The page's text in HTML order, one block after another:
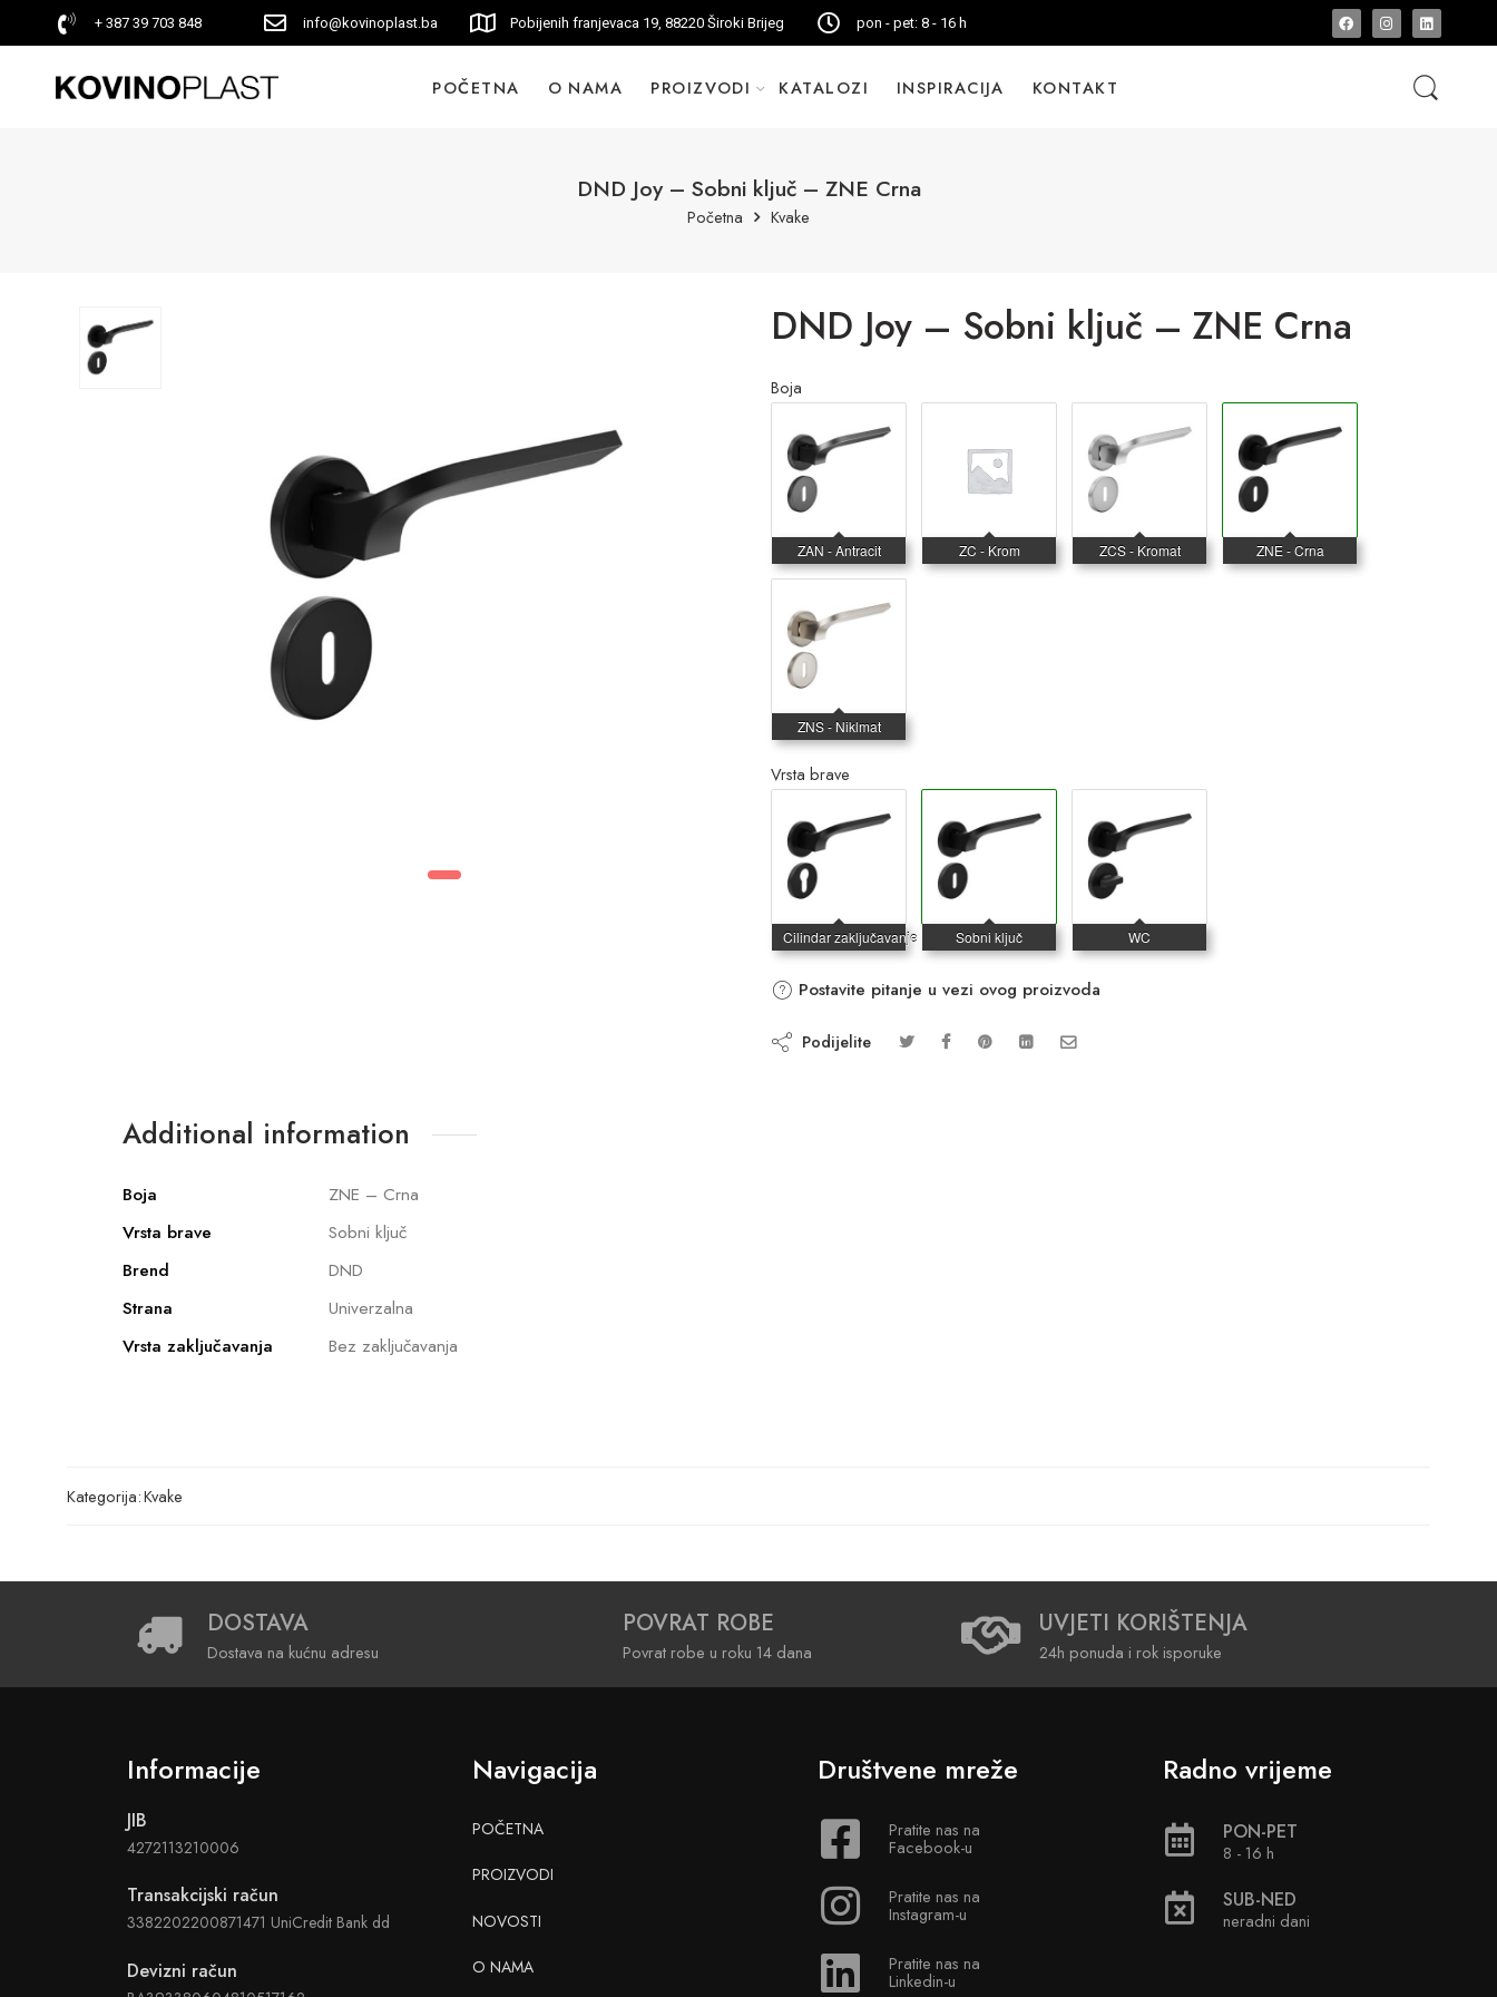
+ 387 39 703 848 info@kovinoplast.ba Pobijenih franjevaca 19, 88220 Široki Brijeg pon - pet: 8 - 16 h
POČETNA O NAMA PROIZVODI KATALOZI INSPIRACIJA KONTAKT
DND Joy – Sobni ključ – ZNE Crna
Početna Kvake
DND Joy – Sobni ključ – ZNE Crna
Boja
Vrsta brave
Postavite pitanje u vezi ovog proizvoda
Podijelite
Additional information
Boja
ZNE – Crna
Vrsta brave
Sobni ključ
Brend
DND
Strana
Univerzalna
Vrsta zaključavanja
Bez zaključavanja
Kategorija:Kvake
DOSTAVA
Dostava na kućnu adresu
POVRAT ROBE
Povrat robe u roku 14 dana
UVJETI KORIŠTENJA
24h ponuda i rok isporuke
Informacije
JIB
4272113210006
Transakcijski račun
3382202200871471 UniCredit Bank dd
Devizni račun
Navigacija
POČETNA
PROIZVODI
NOVOSTI
O NAMA
Društvene mreže
Pratite nas na
Facebook-u
Pratite nas na
Instagram-u
Pratite nas na
Linkedin-u
Radno vrijeme
PON-PET
8 - 16 h
SUB-NED
neradni dani